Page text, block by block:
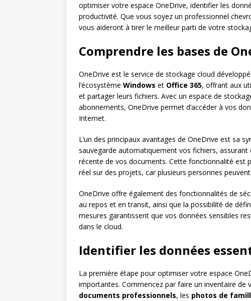
optimiser votre espace OneDrive, identifier les
productivité. Que vous soyez un professionnel
vous aideront à tirer le meilleur parti de votre
Comprendre les bases de
OneDrive est le service de stockage cloud
l’écosystème Windows et Office 365, offrant aux
et partager leurs fichiers. Avec un espace de
abonnements, OneDrive permet d’accéder à vos
Internet.
L’un des principaux avantages de OneDrive est sa
sauvegarde automatiquement vos fichiers,
récente de vos documents. Cette fonctionnalité est
réel sur des projets, car plusieurs personnes
OneDrive offre également des fonctionnalités de
au repos et en transit, ainsi que la possibilité de
mesures garantissent que vos données sensibles
dans le cloud.
Identifier les données
La première étape pour optimiser votre espace
importantes. Commencez par faire un inventaire de
documents professionnels, les photos de